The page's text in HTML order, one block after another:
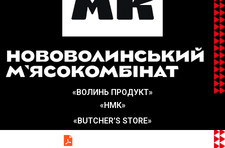
«ВОЛИНЬ ПРОДУКТ»
«НМК»
«BUTCHER'S STORE»